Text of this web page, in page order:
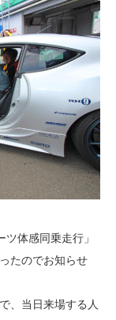
体感同乗走行」
たのでお知らせ
、当日来場する人